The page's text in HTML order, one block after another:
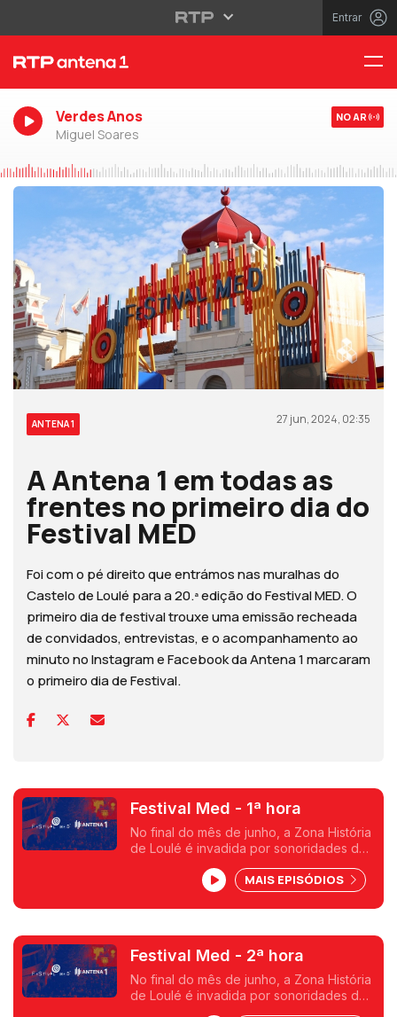
Entrar
Verdes Anos
Miguel Soares
NO AR
ANTENA 1 27 jun, 2024, 02:35
A Antena 1 em todas as
frentes no primeiro dia do
Festival MED
Foi com o pé direito que entrámos nas muralhas do
Castelo de Loulé para a 20.ª edição do Festival MED. O
primeiro dia de festival trouxe uma emissão recheada
de convidados, entrevistas, e o acompanhamento ao
minuto no Instagram e Facebook da Antena 1 marcaram
o primeiro dia de Festival.
Festival Med - 1ª hora
No final do mês de junho, a Zona História
de Loulé é invadida por sonoridades de
cores, sabores e cheiros.MAIS EPISÓDIOS
Festival Med - 2ª hora
No final do mês de junho, a Zona História
de Loulé é invadida por sonoridades de